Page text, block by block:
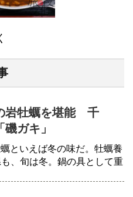
岩牡蠣を堪能 千
ガキ」
といえば冬の味だ。牡蠣養
、旬は冬。鍋の具として重